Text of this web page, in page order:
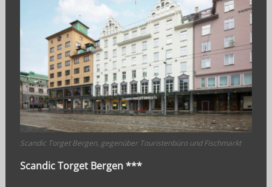
Scandic Torget Bergen, gegenüber Touristenbüro und Fischmarkt
Scandic Torget Bergen ***